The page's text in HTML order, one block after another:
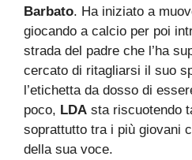
Barbato. Ha iniziato a
giocando a calcio per poi
strada del padre che l’ha
cercato di ritagliarsi il suo
l’etichetta da dosso di
poco, LDA sta riscuotendo
soprattutto tra i più giovani
della sua voce.